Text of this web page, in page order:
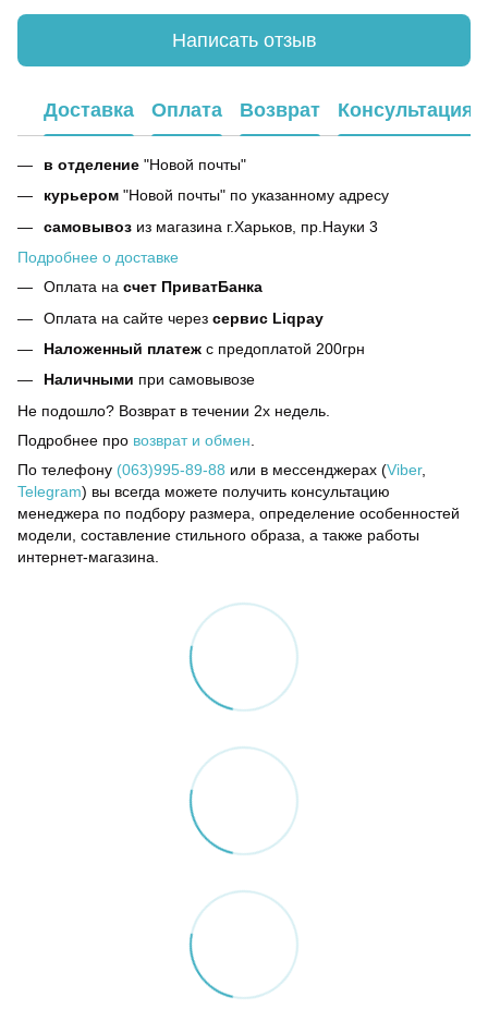
Написать отзыв
Доставка Оплата Возврат Консультация
в отделение "Новой почты"
курьером "Новой почты" по указанному адресу
самовывоз из магазина г.Харьков, пр.Науки 3
Подробнее о доставке
Оплата на счет ПриватБанка
Оплата на сайте через сервис Liqpay
Наложенный платеж с предоплатой 200грн
Наличными при самовывозе
Не подошло? Возврат в течении 2х недель.
Подробнее про возврат и обмен
По телефону (063)995-89-88 или в мессенджерах (Viber,
Telegram) вы всегда можете получить консультацию
менеджера по подбору размера, определение особенностей
модели, составление стильного образа, а также работы
интернет-магазина.